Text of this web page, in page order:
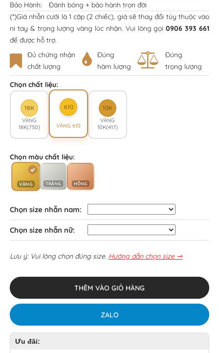
Bảo Hành:
Đánh bóng + bảo hành trọn đời
(*)Giá nhẫn cưới là 1 cặp (2 chiếc), giá sẽ thay đổi tùy thuộc vào
ni tay & trọng lượng vàng lúc nhận. Vui lòng gọi0906 393 661
để được hỗ trợ.
Đủ chứng nhận
chất lượng
Đúng
hàm lượng
Đúng
trọng lượng
Chọn chất liệu:
18K
VÀNG
18K(750)
610
VÀNG 610
10K
VÀNG
10K(417)
Chọn màu chất liệu:
VÀNG TRẮNG HỒNG
Chọn size nhẫn nam:
Chọn size nhẫn nữ:
Lưu ý: Vui lòng chọn đúng size. Hướng dẫn chọn size ⇀
THÊM VÀO GIỎ HÀNG
ZALO
Ưu đãi: